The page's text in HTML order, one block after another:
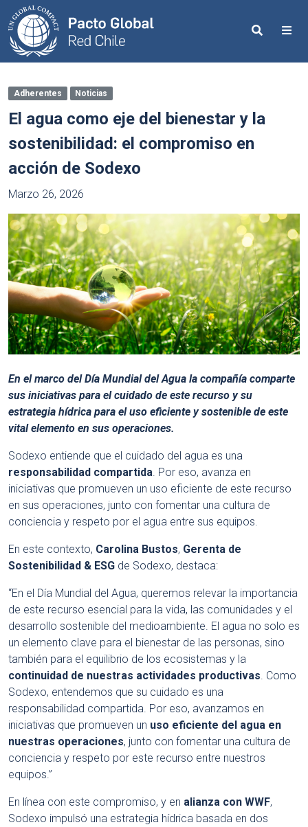
Search
Adherentes Noticias
El agua como eje del bienestar y la
sostenibilidad: el compromiso en
acción de Sodexo
Marzo 26, 2026
En el marco del Día Mundial del Agua la compañía comparte
sus iniciativas para el cuidado de este recurso y su
estrategia hídrica para el uso eficiente y sostenible de este
vital elemento en sus operaciones.
Sodexo entiende que el cuidado del agua es una
responsabilidad compartida . Por eso, avanza en
iniciativas que promueven un uso eficiente de este recurso
en sus operaciones, junto con fomentar una cultura de
conciencia y respeto por el agua entre sus equipos.
En este contexto, Carolina Bustos, Gerenta de
Sostenibilidad & ESG de Sodexo, destaca:
“En el Día Mundial del Agua, queremos relevar la importancia
de este recurso esencial para la vida, las comunidades y el
desarrollo sostenible del medioambiente. El agua no solo es
un elemento clave para el bienestar de las personas, sino
también para el equilibrio de los ecosistemas y la
continuidad de nuestras actividades productivas . Como
Sodexo, entendemos que su cuidado es una
responsabilidad compartida. Por eso, avanzamos en
iniciativas que promueven un uso eficiente del agua en
nuestras operaciones, junto con fomentar una cultura de
conciencia y respeto por este recurso entre nuestros
equipos.”
En línea con este compromiso, y en alianza con WWF,
Sodexo impulsó una estrategia hídrica basada en dos